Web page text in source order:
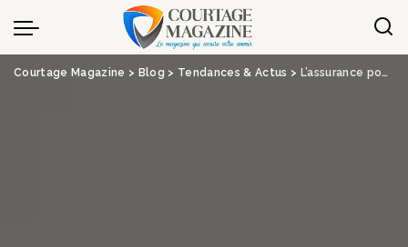
Panneau de gestion des cookies
Courtage Magazine > Blog > Tendances & Actus > L’assurance pour animaux, ça vaut le « coût »?